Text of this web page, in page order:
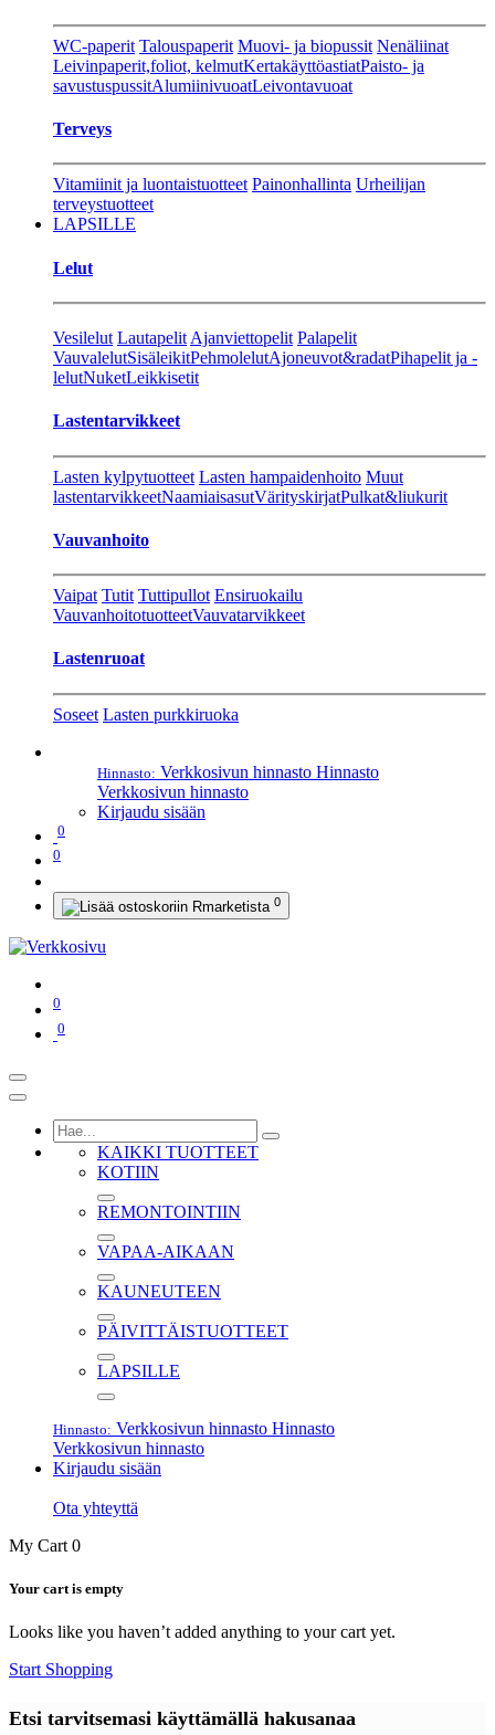
WC-paperit Talouspaperit Muovi- ja biopussit Nenäliinat
Leivinpaperit,foliot, kelmutKertakäyttöastiatPaisto- ja
savustuspussitAlumiinivuoatLeivontavuoat
Terveys
Vitamiinit ja luontaistuotteet Painonhallinta Urheilijan
terveystuotteet
LAPSILLE
Lelut
Vesilelut Lautapelit Ajanviettopelit Palapelit
VauvalelutSisäleikitPehmolelutAjoneuvot&radatPihapelit ja -
lelutNuketLeikkisetit
Lastentarvikkeet
Lasten kylpytuotteet Lasten hampaidenhoito Muut
lastentarvikkeetNaamiaisasutVärityskirjatPulkat&liukurit
Vauvanhoito
Vaipat Tutit Tuttipullot Ensiruokailu
VauvanhoitotuotteetVauvatarvikkeet
Lastenruoat
Soseet Lasten purkkiruoka
Hinnasto: Verkkosivun hinnasto Hinnasto
Verkkosivun hinnasto
Kirjaudu sisään
0
0
0
0
0
KAIKKI TUOTTEET
KOTIIN
REMONTOINTIIN
VAPAA-AIKAAN
KAUNEUTEEN
PÄIVITTÄISTUOTTEET
LAPSILLE
Hinnasto: Verkkosivun hinnasto Hinnasto
Verkkosivun hinnasto
Kirjaudu sisään
Ota yhteyttä
My Cart 0
Your cart is empty
Looks like you haven’t added anything to your cart yet.
Start Shopping
Etsi tarvitsemasi käyttämällä hakusanaa